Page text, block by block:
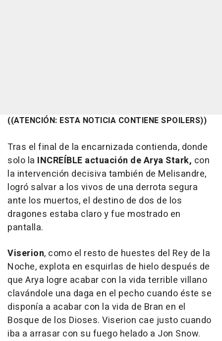
((ATENCIÓN: ESTA NOTICIA CONTIENE SPOILERS))
Tras el final de la encarnizada contienda, donde
solo la INCREÍBLE actuación de Arya Stark, con
la intervención decisiva también de Melisandre,
logró salvar a los vivos de una derrota segura
ante los muertos, el destino de dos de los
dragones estaba claro y fue mostrado en
pantalla.
Viserion, como el resto de huestes del Rey de la
Noche, explota en esquirlas de hielo después de
que Arya logre acabar con la vida terrible villano
clavándole una daga en el pecho cuando éste se
disponía a acabar con la vida de Bran en el
Bosque de los Dioses. Viserion cae justo cuando
iba a arrasar con su fuego helado a Jon Snow.